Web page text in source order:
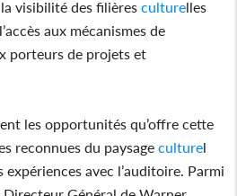
visibilité des filièresculturelles
aux mécanismes de
porteurs de projets et
les opportunités qu’offre cette
reconnues du paysageculturel
avec l’auditoire. Parmi